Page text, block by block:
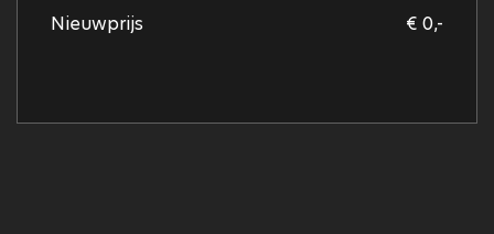
Nieuwprijs € 0,-